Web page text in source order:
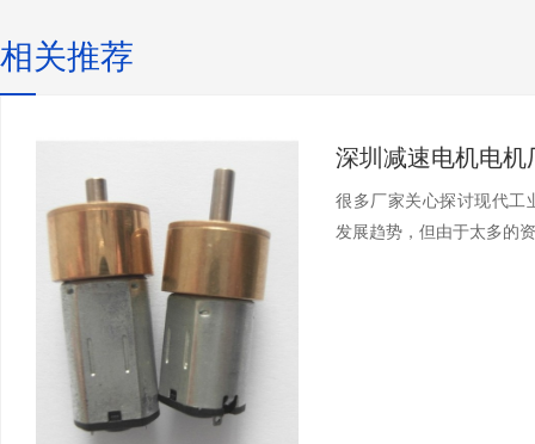
相关推荐
很多厂家关心探讨现代工
发展趋势，但由于太多的